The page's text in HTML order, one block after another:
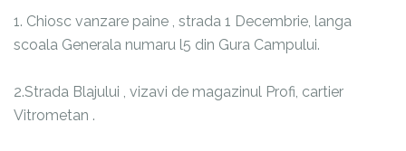
1. Chiosc vanzare paine , strada 1 Decembrie, langa
scoala Generala numaru l5 din Gura Campului.
2.Strada Blajului , vizavi de magazinul Profi, cartier
Vitrometan .